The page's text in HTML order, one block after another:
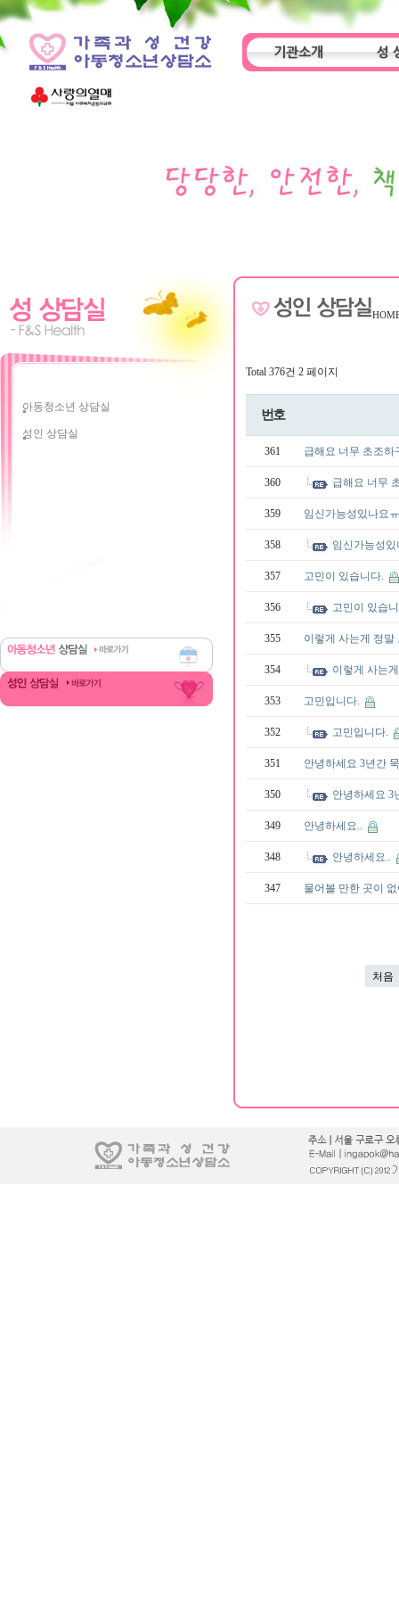
기관소개 성
아동청소년 상담실
성인 상담실
Total 376건 2 페이지
번호
361 급해요 너무 초조
360 급해요 너무
359 임신가능성있나요
358 임신가능성
357 고민이 있습니다.
356 고민이 있습
355 이렇게 사는게 정
354 이렇게 사는
353 고민입니다.
352 고민입니다.
351 안녕하세요 3년간
350 안녕하세요 3
349 안녕하세요..
348 안녕하세요..
347 물어볼 만한 곳이
처음